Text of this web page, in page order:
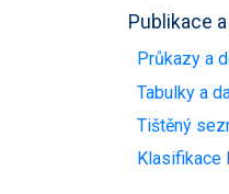
Publikace
Průkazy a
Tabulky a
Tištěný
Klasifikace